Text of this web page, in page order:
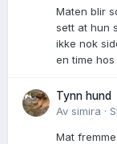
Maten blir
sett at hun
ikke nok
en time
Tynn hund
Av simira ·
Mat